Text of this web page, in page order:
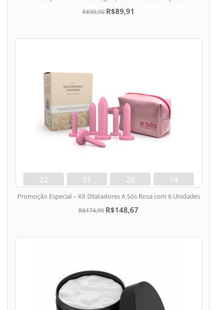
R$99,90 R$89,91
22
dias
11
hora
26
min
13
seg
Promoção Especial – Kit Dilatadores A Sós Rosa com 6 Unidades
R$174,90 R$148,67